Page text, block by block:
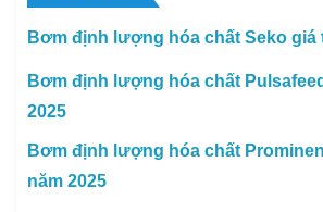
Bơm định lượng hóa chất Seko giá
Bơm định lượng hóa chất
2025
Bơm định lượng hóa chất
năm 2025